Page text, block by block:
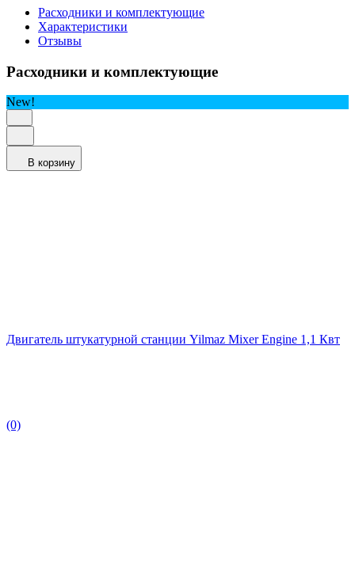
Расходники и комплектующие
Характеристики
Отзывы
Расходники и комплектующие
New!
В корзину
Двигатель штукатурной станции Yilmaz Mixer Engine 1,1 Квт
(0)